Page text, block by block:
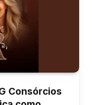
Consórcios